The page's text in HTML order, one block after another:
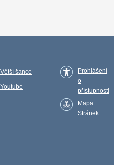
Větší šance
Youtube
Prohlášení
o
přístupnosti
Mapa
Stránek